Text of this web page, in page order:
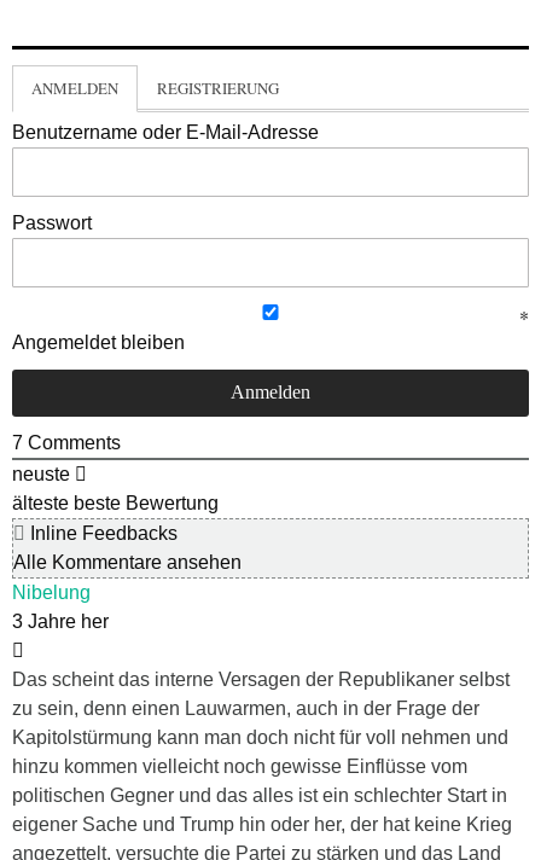
ANMELDEN REGISTRIERUNG
Benutzername oder E-Mail-Adresse
Passwort
Angemeldet bleiben
7 Comments
neuste
älteste beste Bewertung
Inline Feedbacks
Alle Kommentare ansehen
Nibelung
3 Jahre her
Das scheint das interne Versagen der Republikaner selbst
zu sein, denn einen Lauwarmen, auch in der Frage der
Kapitolstürmung kann man doch nicht für voll nehmen und
hinzu kommen vielleicht noch gewisse Einflüsse vom
politischen Gegner und das alles ist ein schlechter Start in
eigener Sache und Trump hin oder her, der hat keine Krieg
angezettelt, versuchte die Partei zu stärken und das Land